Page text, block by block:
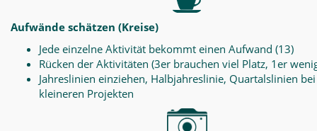
Aufwände schätzen (Kreise)
Jede einzelne Aktivität bekommt einen Aufwand (13)
Rücken der Aktivitäten (3er brauchen viel Platz, 1er
Jahreslinien einziehen, Halbjahreslinie, Quartalslinien bei
kleineren Projekten